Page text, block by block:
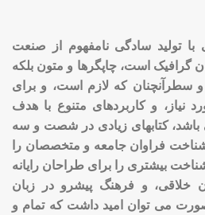
تولید سادگی نامفهوم از صنعت
گرافیک است، چاپگرها و متون بلکه
سطرآنچنان که لازم است، و برای
نیاز، و کاربردهای متنوع با هدف
باشد، کتابهای زیادی در شصت و سه
فراوان جامعه و متخصصان را
بیشتری را برای طراحان رایانه
و فرهنگ پیشرو در زبان
می توان امید داشت که تمام و